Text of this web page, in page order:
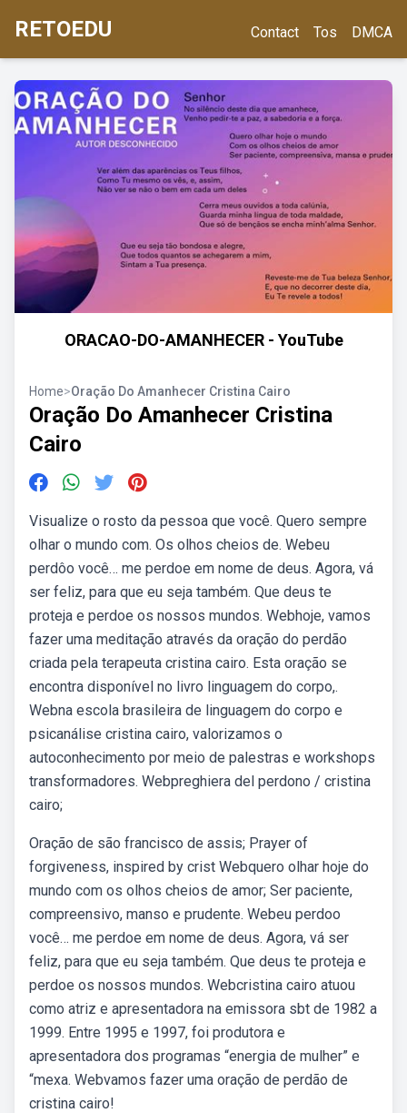
RETOEDU Contact Tos DMCA
ORACAO-DO-AMANHECER - YouTube
Home>Oração Do Amanhecer Cristina Cairo
Oração Do Amanhecer Cristina
Cairo
Visualize o rosto da pessoa que você. Quero sempre
olhar o mundo com. Os olhos cheios de. Webeu
perdôo você… me perdoe em nome de deus. Agora, vá
ser feliz, para que eu seja também. Que deus te
proteja e perdoe os nossos mundos. Webhoje, vamos
fazer uma meditação através da oração do perdão
criada pela terapeuta cristina cairo. Esta oração se
encontra disponível no livro linguagem do corpo,.
Webna escola brasileira de linguagem do corpo e
psicanálise cristina cairo, valorizamos o
autoconhecimento por meio de palestras e workshops
transformadores. Webpreghiera del perdono / cristina
cairo;
Oração de são francisco de assis; Prayer of
forgiveness, inspired by crist Webquero olhar hoje do
mundo com os olhos cheios de amor; Ser paciente,
compreensivo, manso e prudente. Webeu perdoo
você… me perdoe em nome de deus. Agora, vá ser
feliz, para que eu seja também. Que deus te proteja e
perdoe os nossos mundos. Webcristina cairo atuou
como atriz e apresentadora na emissora sbt de 1982 a
1999. Entre 1995 e 1997, foi produtora e
apresentadora dos programas “energia de mulher” e
“mexa. Webvamos fazer uma oração de perdão de
cristina cairo!